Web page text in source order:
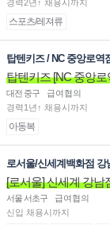
경력2년↑ 채용시까지
스포츠/레져류
탑텐키즈 / NC 중앙로역
탑텐키즈 [NC 중앙
대전 중구
급여협의
경력1년↑ 채용시까지
아동복
로서울/신세계백화점 강
[로서울] 신세계 강남
서울 서초구
급여협의
신입 채용시까지